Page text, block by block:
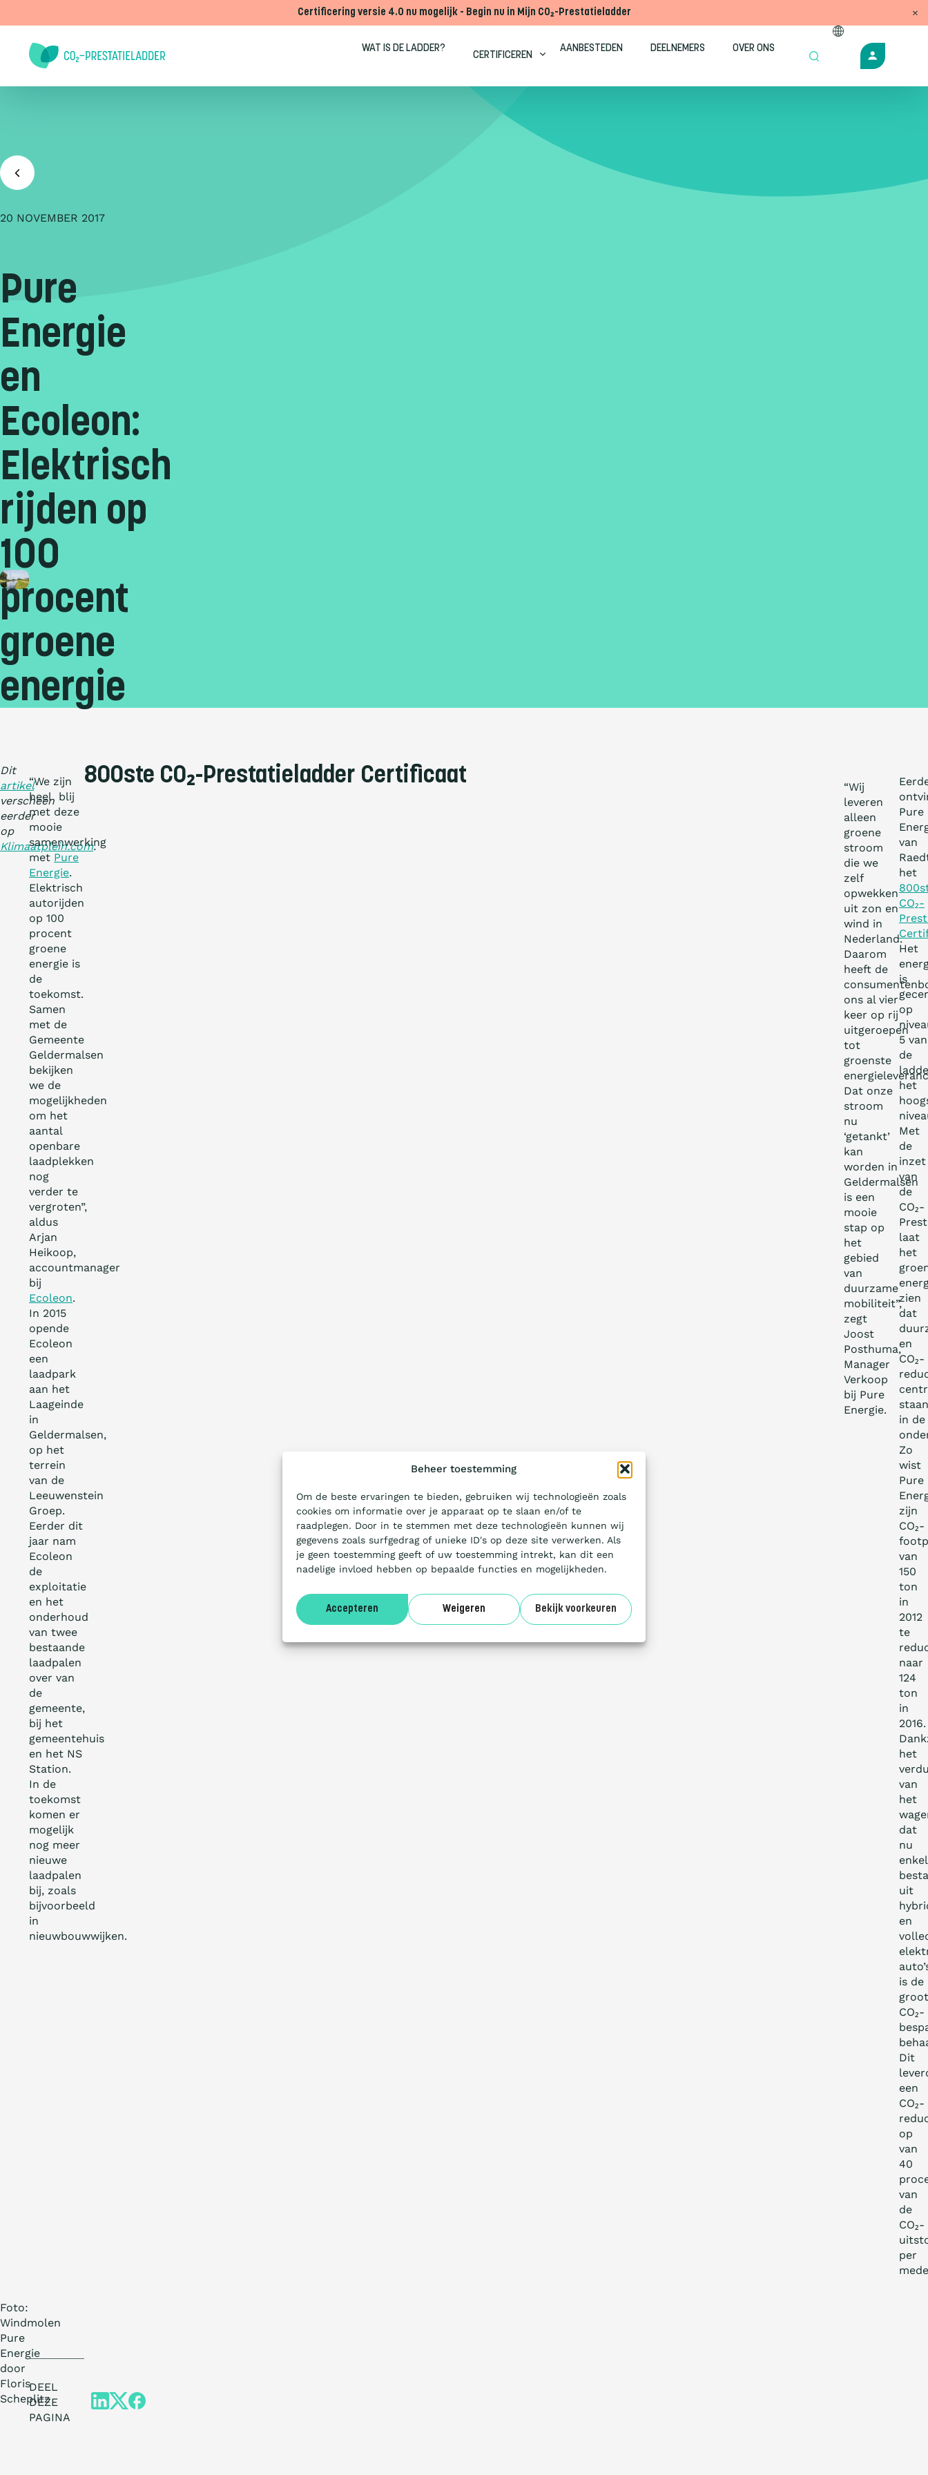
Beheer toestemming
Om de beste ervaringen te bieden, gebruiken wij technologieën zoals
cookies om informatie over je apparaat op te slaan en/of te
raadplegen. Door in te stemmen met deze technologieën kunnen wij
gegevens zoals surfgedrag of unieke ID's op deze site verwerken. Als
je geen toestemming geeft of uw toestemming intrekt, kan dit een
nadelige invloed hebben op bepaalde functies en mogelijkheden.
Accepteren Weigeren Bekijk voorkeuren
Certificering versie 4.0 nu mogelijk - Begin nu in Mijn CO₂-Prestatieladder
WAT IS DE LADDER?
CERTIFICEREN
AANBESTEDEN DEELNEMERS OVER ONS
20 NOVEMBER 2017
Pure
Energie
en
Ecoleon:
Elektrisch
rijden op
100
procent
groene
energie
Dit
artikel
verscheen
eerder
op
Klimaatplein.com.
“We zijn
heel blij
met deze
mooie
samenwerking
met Pure
Energie.
Elektrisch
autorijden
op 100
procent
groene
energie is
de
toekomst.
Samen
met de
Gemeente
Geldermalsen
bekijken
we de
mogelijkheden
om het
aantal
openbare
laadplekken
nog
verder te
vergroten”,
aldus
Arjan
Heikoop,
accountmanager
bij
Ecoleon.
In 2015
opende
Ecoleon
een
laadpark
aan het
Laageinde
in
Geldermalsen,
op het
terrein
van de
Leeuwenstein
Groep.
Eerder dit
jaar nam
Ecoleon
de
exploitatie
en het
onderhoud
van twee
bestaande
laadpalen
over van
de
gemeente,
bij het
gemeentehuis
en het NS
Station.
In de
toekomst
komen er
mogelijk
nog meer
nieuwe
laadpalen
bij, zoals
bijvoorbeeld
in
nieuwbouwwijken.
800ste CO₂-Prestatieladder Certificaat
“Wij
leveren
alleen
groene
stroom
die we
zelf
opwekken
uit zon en
wind in
Nederland.
Daarom
heeft de
ons al vier
keer op rij
uitgeroepen
tot
groenste
Dat onze
stroom
nu
‘getankt’
kan
worden in
Geldermalsen
is een
mooie
stap op
het
gebied
van
duurzame
mobiliteit”,
zegt
Joost
Posthuma,
Manager
Verkoop
bij Pure
Energie.
Pure
van
het
CO₂-
Het
is
op
5 van
de
het
Met
de
inzet
van
de
CO₂-
laat
het
zien
dat
en
CO₂-
staan
in de
Zo
wist
Pure
zijn
CO₂-
van
150
ton
in
2012
te
naar
124
ton
in
2016.
het
van
het
dat
nu
enkel
uit
en
is de
CO₂-
Dit
een
CO₂-
op
van
40
van
de
CO₂-
per
Foto:
Windmolen
Pure
Energie
door
Floris
Scheplitz
DEEL
DEZE
PAGINA